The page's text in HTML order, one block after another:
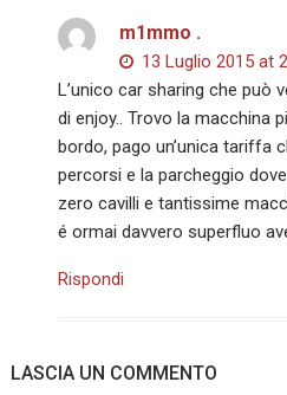
m1mmo .
13 Luglio 2015 at
L’unico car sharing che può
di enjoy.. Trovo la macchina
bordo, pago un’unica tariffa
percorsi e la parcheggio
zero cavilli e tantissime
é ormai davvero superfluo
Rispondi
LASCIA UN COMMENTO